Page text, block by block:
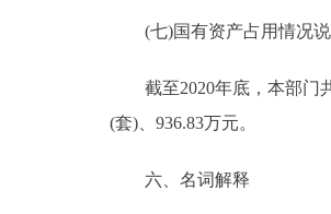
(七)国有资产占用情况说
截至2020年底，本部门共
(套)、936.83万元。
六、名词解释